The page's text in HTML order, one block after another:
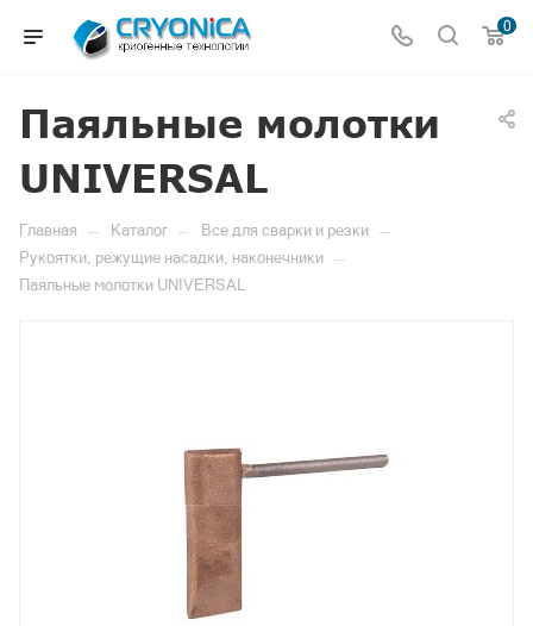
0
Паяльные молотки
UNIVERSAL
Главная — Каталог — Все для сварки и резки —
Рукоятки, режущие насадки, наконечники —
Паяльные молотки UNIVERSAL